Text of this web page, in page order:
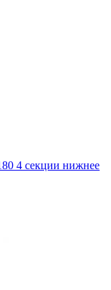
4 секции нижнее